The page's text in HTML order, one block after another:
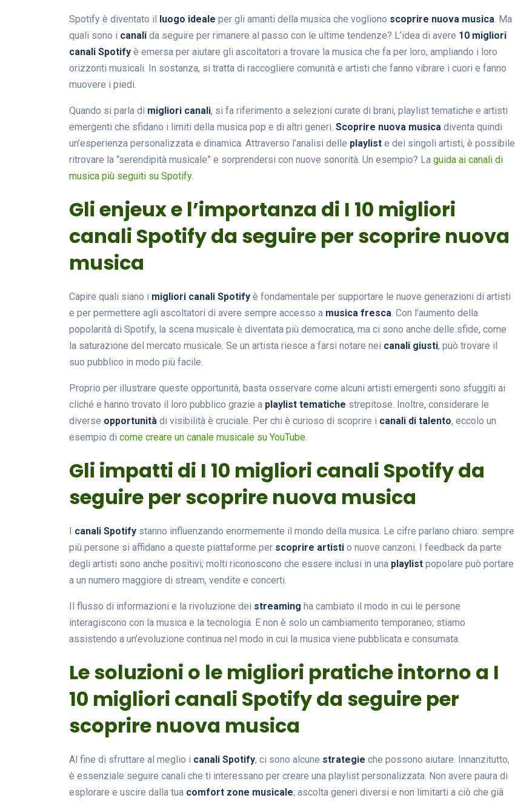
Spotify è diventato il luogo ideale per gli amanti della musica che vogliono scoprire nuova musica. Ma
quali sono i canali da seguire per rimanere al passo con le ultime tendenze? L’idea di avere 10 migliori
canali Spotify è emersa per aiutare gli ascoltatori a trovare la musica che fa per loro, ampliando i loro
orizzonti musicali. In sostanza, si tratta di raccogliere comunità e artisti che fanno vibrare i cuori e fanno
muovere i piedi.
Quando si parla di migliori canali, si fa riferimento a selezioni curate di brani, playlist tematiche e artisti
emergenti che sfidano i limiti della musica pop e di altri generi. Scoprire nuova musica diventa quindi
un’esperienza personalizzata e dinamica. Attraverso l’analisi delle playlist e dei singoli artisti, è possibile
ritrovare la “serendipità musicale” e sorprendersi con nuove sonorità. Un esempio? La guida ai canali di
musica più seguiti su Spotify.
Gli enjeux e l’importanza di I 10 migliori
canali Spotify da seguire per scoprire nuova
musica
Capire quali siano i migliori canali Spotify è fondamentale per supportare le nuove generazioni di artisti
e per permettere agli ascoltatori di avere sempre accesso a musica fresca. Con l’aumento della
popolarità di Spotify, la scena musicale è diventata più democratica, ma ci sono anche delle sfide, come
la saturazione del mercato musicale. Se un artista riesce a farsi notare nei canali giusti, può trovare il
suo pubblico in modo più facile.
Proprio per illustrare queste opportunità, basta osservare come alcuni artisti emergenti sono sfuggiti ai
cliché e hanno trovato il loro pubblico grazie a playlist tematiche strepitose. Inoltre, considerare le
diverse opportunità di visibilità è cruciale. Per chi è curioso di scoprire i canali di talento, eccolo un
esempio di come creare un canale musicale su YouTube.
Gli impatti di I 10 migliori canali Spotify da
seguire per scoprire nuova musica
I canali Spotify stanno influenzando enormemente il mondo della musica. Le cifre parlano chiaro: sempre
più persone si affidano a queste piattaforme per scoprire artisti o nuove canzoni. I feedback da parte
degli artisti sono anche positivi; molti riconoscono che essere inclusi in una playlist popolare può portare
a un numero maggiore di stream, vendite e concerti.
Il flusso di informazioni e la rivoluzione dei streaming ha cambiato il modo in cui le persone
interagiscono con la musica e la tecnologia. E non è solo un cambiamento temporaneo; stiamo
assistendo a un’evoluzione continua nel modo in cui la musica viene pubblicata e consumata.
Le soluzioni o le migliori pratiche intorno a I
10 migliori canali Spotify da seguire per
scoprire nuova musica
Al fine di sfruttare al meglio i canali Spotify, ci sono alcune strategie che possono aiutare. Innanzitutto,
è essenziale seguire canali che ti interessano per creare una playlist personalizzata. Non avere paura di
esplorare e uscire dalla tua comfort zone musicale; ascolta generi diversi e non limitarti a ciò che già